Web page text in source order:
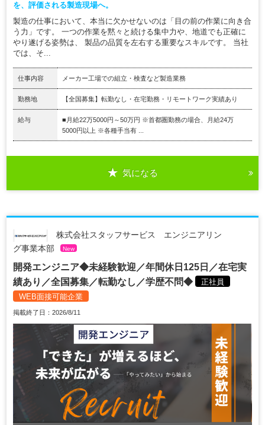
を、評価される製造現場へ。
製造の仕事において、本当に欠かせないのは「目の前の作業に向き合
う力」です。 一つの作業を黙々と続ける集中力や、地道でも正確に
やり遂げる姿勢は、 製品の品質を左右する重要なスキルです。 当社
では、そ...
仕事内容 メーカー工場での組立・検査など製造業務
勤務地 【全国募集】転勤なし・在宅勤務・リモートワーク実績あり
給与
■月給22万5000円～50万円 ※首都圏勤務の場合、月給24万
5000円以上 ※各種手当有 ...
気になる
株式会社スタッフサービス エンジニアリン
グ事業本部
New
開発エンジニア◆未経験歓迎／年間休日125日／在宅実
績あり／全国募集／転勤なし／学歴不問◆
正社員
WEB面接可能企業
掲載終了日：2026/8/11